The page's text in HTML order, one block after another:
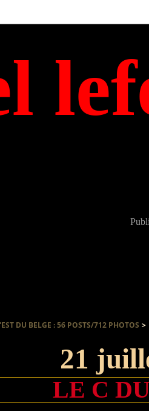
DU BELGE : 56 POSTS/712 PHOTOS >
21
LE C